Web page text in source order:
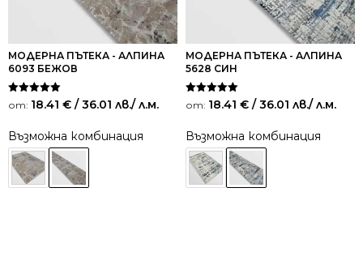
МОДЕРНА ПЪТЕКА - АЛПИНА
6093 БЕЖОВ
Оценено на
5.00
от: 18.41 € / 36.01 лв./ л.м.
Възможна комбинация
МОДЕРНА ПЪТЕКА - АЛПИНА
5628 СИН
Оценено на
5.00
от: 18.41 € / 36.01 лв./ л.м.
Възможна комбинация